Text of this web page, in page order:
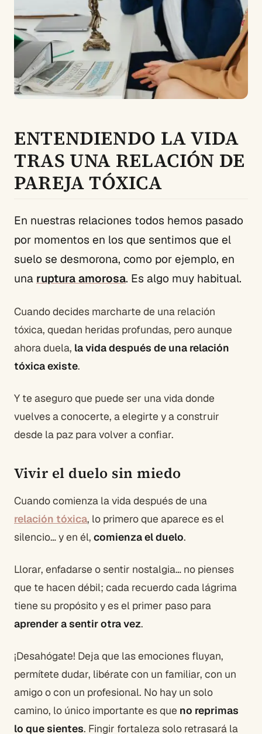
ENTENDIENDO LA VIDA
TRAS UNA RELACIÓN DE
PAREJA TÓXICA
En nuestras relaciones todos hemos pasado
por momentos en los que sentimos que el
suelo se desmorona, como por ejemplo, en
una ruptura amorosa. Es algo muy habitual.
Cuando decides marcharte de una relación
tóxica, quedan heridas profundas, pero aunque
ahora duela, la vida después de una relación
tóxica existe.
Y te aseguro que puede ser una vida donde
vuelves a conocerte, a elegirte y a construir
desde la paz para volver a confiar.
Vivir el duelo sin miedo
Cuando comienza la vida después de una
relación tóxica, lo primero que aparece es el
silencio… y en él, comienza el duelo.
Llorar, enfadarse o sentir nostalgia… no pienses
que te hacen débil; cada recuerdo cada lágrima
tiene su propósito y es el primer paso para
aprender a sentir otra vez.
¡Desahógate! Deja que las emociones fluyan,
permítete dudar, libérate con un familiar, con un
amigo o con un profesional. No hay un solo
camino, lo único importante es que no reprimas
lo que sientes. Fingir fortaleza solo retrasará la